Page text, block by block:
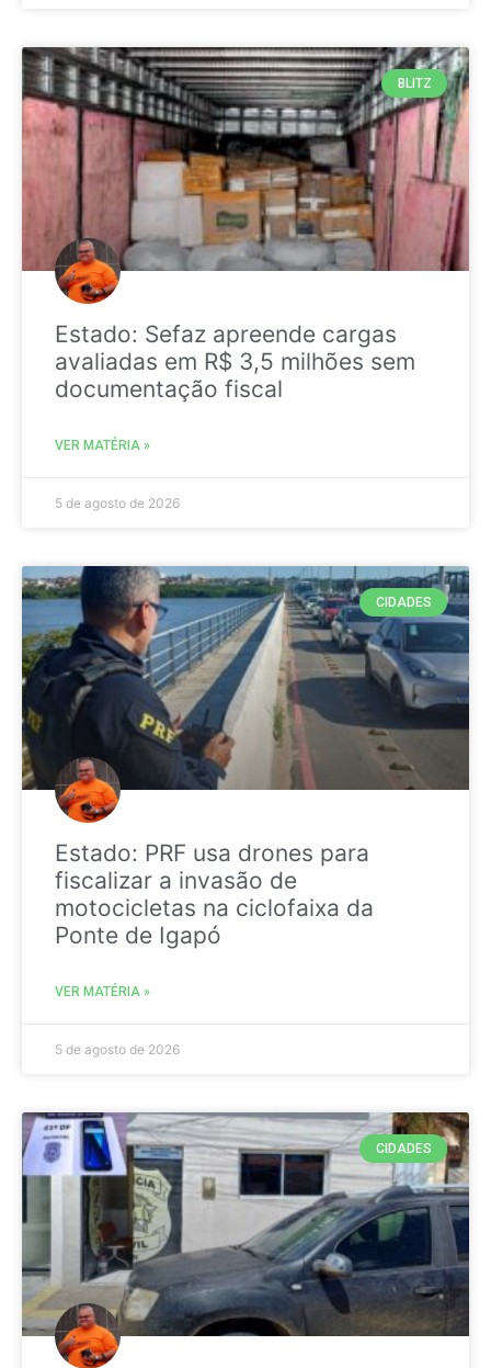
BLITZ
Estado: Sefaz apreende cargas
avaliadas em R$ 3,5 milhões sem
documentação fiscal
VER MATÉRIA »
5 de agosto de 2026
CIDADES
Estado: PRF usa drones para
fiscalizar a invasão de
motocicletas na ciclofaixa da
Ponte de Igapó
VER MATÉRIA »
5 de agosto de 2026
CIDADES